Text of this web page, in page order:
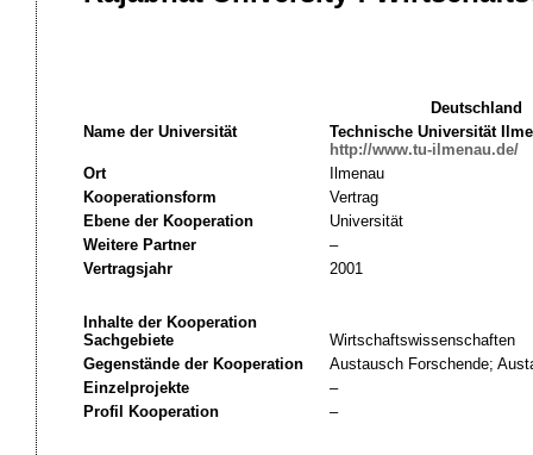
Deutschland
Name der Universität
Technische Universität
http://www.tu-ilmenau.de/
Ort
Ilmenau
Kooperationsform
Vertrag
Ebene der Kooperation
Universität
Weitere Partner
–
Vertragsjahr
2001
Inhalte der Kooperation
Sachgebiete
Wirtschaftswissenschaften
Gegenstände der Kooperation
Austausch Forschende;
Einzelprojekte
–
Profil Kooperation
–